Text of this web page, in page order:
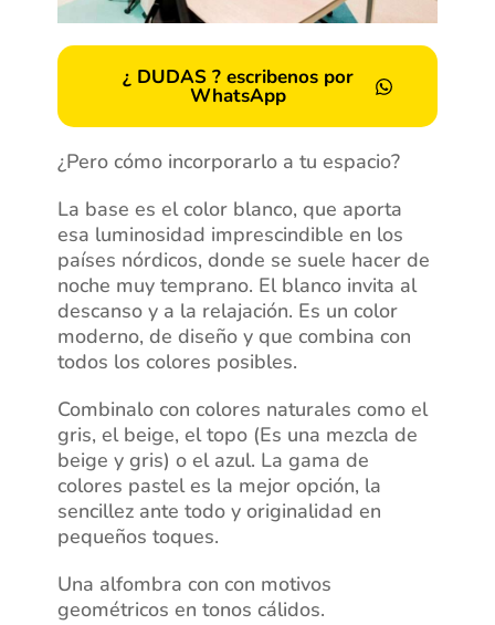
¿ DUDAS ? escribenos por
WhatsApp
¿Pero cómo incorporarlo a tu espacio?
La base es el color blanco, que aporta
esa luminosidad imprescindible en los
países nórdicos, donde se suele hacer de
noche muy temprano. El blanco invita al
descanso y a la relajación. Es un color
moderno, de diseño y que combina con
todos los colores posibles.
Combinalo con colores naturales como el
gris, el beige, el topo (Es una mezcla de
beige y gris) o el azul. La gama de
colores pastel es la mejor opción, la
sencillez ante todo y originalidad en
pequeños toques.
Una alfombra con con motivos
geométricos en tonos cálidos.